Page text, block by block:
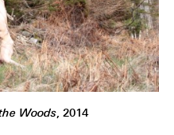
Woods, 2014